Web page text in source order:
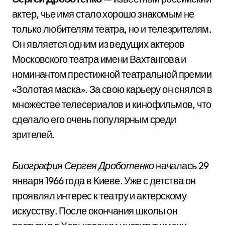
актер, чье имя стало хорошо знакомым не
только любителям театра, но и телезрителям.
Он является одним из ведущих актеров
Московского театра имени Вахтангова и
номинантом престижной театральной премии
«Золотая маска». За свою карьеру он снялся в
множестве телесериалов и кинофильмов, что
сделало его очень популярным среди
зрителей.
Биография Сергея Дроботенконачалась 29
января 1966 года в Киеве. Уже с детства он
проявлял интерес к театру и актерскому
искусству. После окончания школы он